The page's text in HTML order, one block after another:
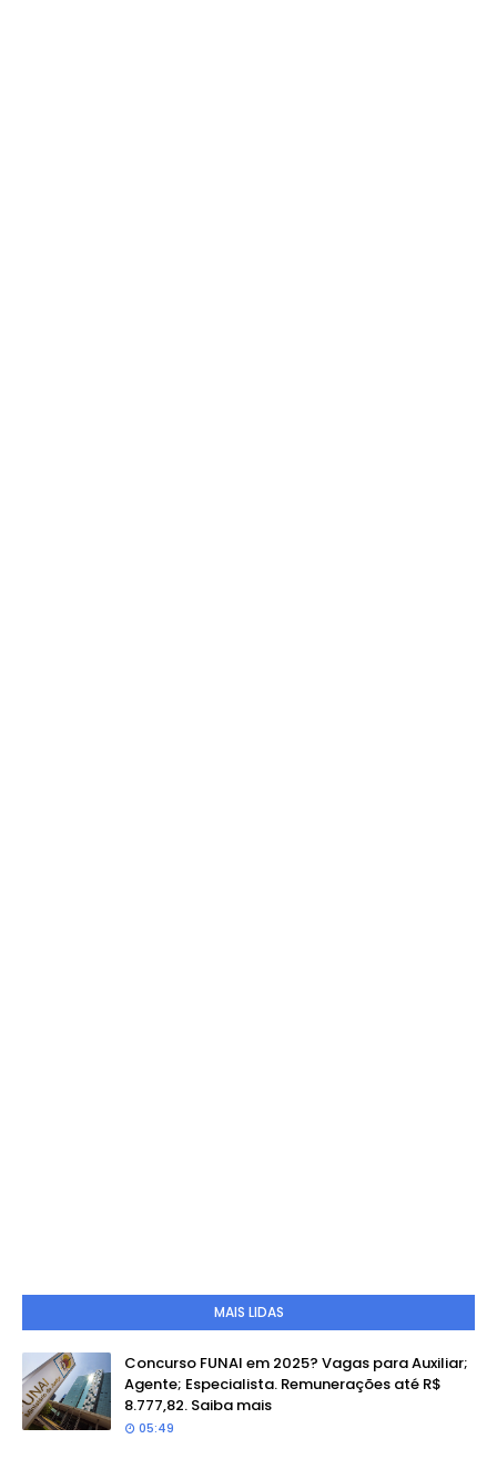
MAIS LIDAS
Concurso FUNAI em 2025? Vagas para Auxiliar;
Agente; Especialista. Remunerações até R$
8.777,82. Saiba mais
05:49